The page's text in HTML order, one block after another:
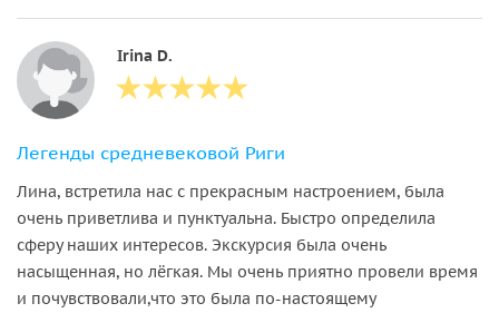
Irina D.
Легенды средневековой Риги
Лина, встретила нас с прекрасным настроением, была
очень приветлива и пунктуальна. Быстро определила
сферу наших интересов. Экскурсия была очень
насыщенная, но лёгкая. Мы очень приятно провели время
и почувствовали,что это была по-настоящему